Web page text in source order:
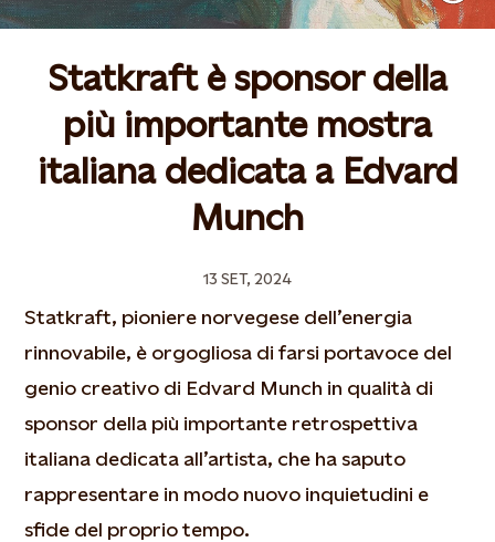
Statkraft è sponsor della
più importante mostra
italiana dedicata a Edvard
Munch
13 SET, 2024
Statkraft, pioniere norvegese dell’energia
rinnovabile, è orgogliosa di farsi portavoce del
genio creativo di Edvard Munch in qualità di
sponsor della più importante retrospettiva
italiana dedicata all’artista, che ha saputo
rappresentare in modo nuovo inquietudini e
sfide del proprio tempo.